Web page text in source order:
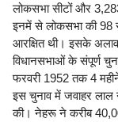
लोकसभा सीटों और
इनमें से लोकसभा की 98
आरक्षित थी। इसके
विधानसभाओं के संपूर्ण
फरवरी 1952 तक 4
इस चुनाव में जवाहर
की। नेहरू ने करीब